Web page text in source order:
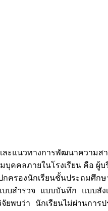
ะแนวทางการพัฒนาความส
บุคคลภายในโรงเรียน คือ
รองนักเรียนชั้นประถมศึก
สำรวจ แบบบันทึก แบบสัง
ยพบว่า นักเรียนไม่ผ่านกา